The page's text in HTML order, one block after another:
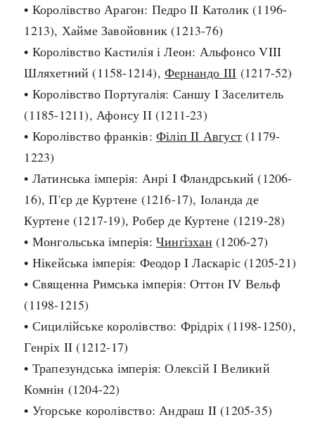
Особистості
Політика
Розваги і дозвілля
Чудеса світу
Регіони
Австралія
Азія
Америка
А(нта)рктика
Африка
Європа
Античні часи
Темні віки
Високе Середньовіччя
Пізнє Середньовіччя
Нова історія
Новітня історія
Наш час
Індекси
Нові статті
Популярні статті
Всі статті
Визначальні події
#Хештеги
• Королівство Арагон: Педро II Католик (1196-
1213), Хайме Завойовник (1213-76)
• Королівство Кастилія і Леон: Альфонсо VIII
Шляхетний (1158-1214),Фернандо III (1217-52)
• Королівство Португалія: Саншу I Заселитель
(1185-1211), Афонсу II (1211-23)
• Королівство франків:Філіп II Август (1179-
1223)
• Латинська імперія: Анрі I Фландрський (1206-
16), П'єр де Куртене (1216-17), Іоланда де
Куртене (1217-19), Робер де Куртене (1219-28)
• Монгольська імперія:Чингізхан (1206-27)
• Нікейська імперія: Феодор I Ласкаріс (1205-21)
• Священна Римська імперія: Оттон IV Вельф
(1198-1215)
• Сицилійське королівство: Фрідріх (1198-1250),
Генріх II (1212-17)
• Трапезундська імперія: Олексій I Великий
Комнін (1204-22)
• Угорське королівство: Андраш II (1205-35)